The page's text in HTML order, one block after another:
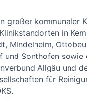
großer kommunaler
in
Mindelheim,
und Sonthofen sowie
Allgäu und
für